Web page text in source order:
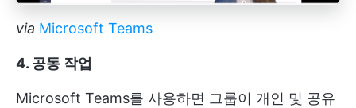
via Microsoft Teams
4. 공동 작업
Microsoft Teams를 사용하면 그룹이 개인 및 공유